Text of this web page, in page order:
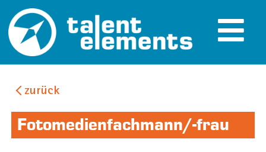
zurück
Fotomedienfachmann/-frau